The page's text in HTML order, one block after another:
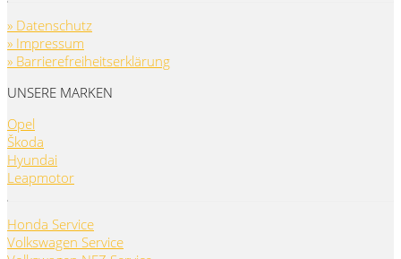
» Datenschutz
» Impressum
» Barrierefreiheitserklärung
UNSERE MARKEN
Opel
Škoda
Hyundai
Leapmotor
Honda Service
Volkswagen Service